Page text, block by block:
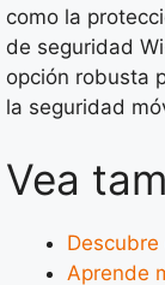
como la
de seguridad
opción robusta
la seguridad
Vea
Aprende